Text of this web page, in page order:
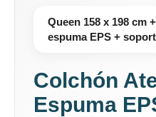
Queen 158 x 198 cm
espuma EPS +
Colchón
Espuma